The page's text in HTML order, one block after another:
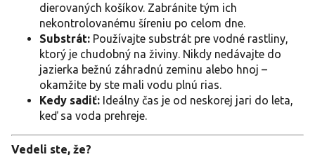
dierovaných košíkov. Zabránite tým ich
nekontrolovanému šíreniu po celom dne.
Substrát: Používajte substrát pre vodné rastliny,
ktorý je chudobný na živiny. Nikdy nedávajte do
jazierka bežnú záhradnú zeminu alebo hnoj –
okamžite by ste mali vodu plnú rias.
Kedy sadiť: Ideálny čas je od neskorej jari do leta,
keď sa voda prehreje.
Vedeli ste, že?